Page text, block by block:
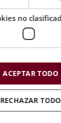
no
ACEPTAR TODO
RECHAZAR TODO